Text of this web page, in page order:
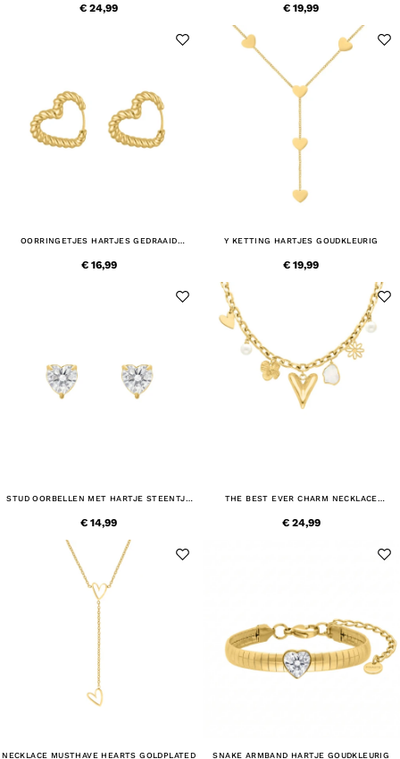
€ 24,99 € 19,99
OORRINGETJES HARTJES GEDRAAID
€ 16,99
Y KETTING HARTJES GOUDKLEURIG
€ 19,99
STUD OORBELLEN MET HARTJE STEENTJE
€ 14,99
THE BEST EVER CHARM NECKLACE
€ 24,99
NECKLACE MUSTHAVE HEARTS GOLDPLATED SNAKE ARMBAND HARTJE GOUDKLEURIG